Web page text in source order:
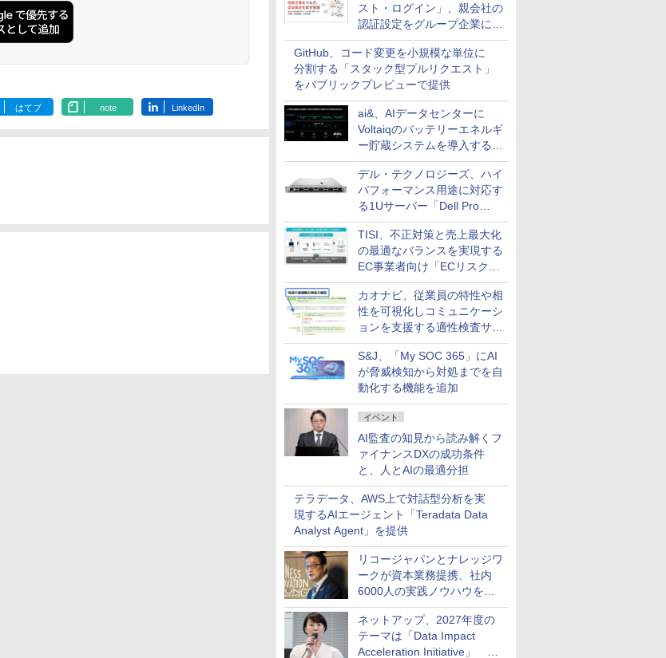
スト・ログイン」、親会社の
認証設定をグループ企業に展
開できる新機能を提供
GitHub、コード変更を小規模な単位に
分割する「スタック型プルリクエスト」
をパブリックプレビューで提供
ai&、AIデータセンターに
Voltaiqのバッテリーエネルギ
ー貯蔵システムを導入する計
画を発表
デル・テクノロジーズ、ハイ
パフォーマンス用途に対応す
る1Uサーバー「Dell Pro
Precision 7 R1ラック」を発
売
TISI、不正対策と売上最大化
の最適なバランスを実現する
EC事業者向け「ECリスク対
策設計・運用支援サービス」
カオナビ、従業員の特性や相
性を可視化しコミュニケーシ
ョンを支援する適性検査サー
ビスを提供
S&J、「My SOC 365」にAI
が脅威検知から対処までを自
動化する機能を追加
イベント
AI監査の知見から読み解くフ
ァイナンスDXの成功条件
と、人とAIの最適分担
テラデータ、AWS上で対話型分析を実
現するAIエージェント「Teradata Data
Analyst Agent」を提供
リコージャパンとナレッジワ
ークが資本業務提携、社内
6000人の実践ノウハウを生
かした「AI商談記録 for
RICOH」を展開へ
ネットアップ、2027年度の
テーマは「Data Impact
Acceleration Initiative」 AI
はてブ note LinkedIn